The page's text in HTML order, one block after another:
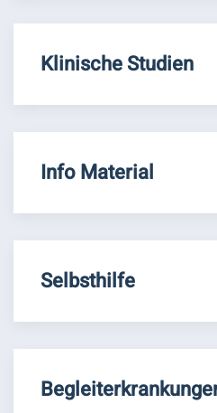
Klinische Studien
Info Material
Selbsthilfe